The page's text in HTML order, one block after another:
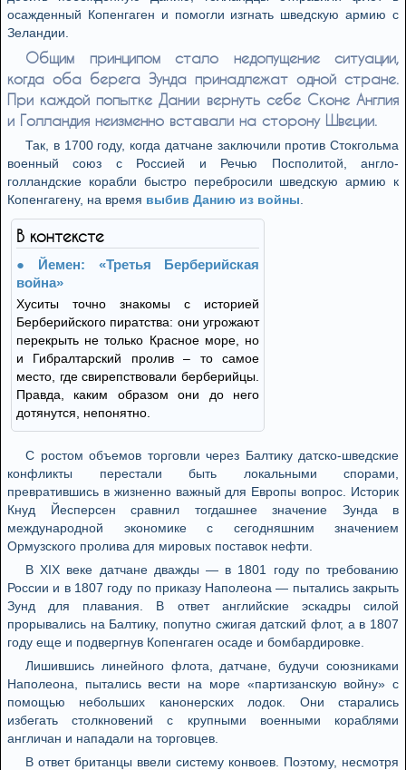
осажденный Копенгаген и помогли изгнать шведскую армию с
Зеландии.
Общим принципом стало недопущение ситуации,
когда оба берега Зунда принадлежат одной стране.
При каждой попытке Дании вернуть себе Сконе Англия
и Голландия неизменно вставали на сторону Швеции.
Так, в 1700 году, когда датчане заключили против Стокгольма
военный союз с Россией и Речью Посполитой, англо-
голландские корабли быстро перебросили шведскую армию к
Копенгагену, на время выбив Данию из войны
В контексте
Йемен: «Третья Берберийская
война»
Хуситы точно знакомы с историей
Берберийского пиратства: они угрожают
перекрыть не только Красное море, но
и Гибралтарский пролив – то самое
место, где свирепствовали берберийцы.
Правда, каким образом они до него
дотянутся, непонятно.
С ростом объемов торговли через Балтику датско-шведские
конфликты перестали быть локальными спорами,
превратившись в жизненно важный для Европы вопрос. Историк
Кнуд Йесперсен сравнил тогдашнее значение Зунда в
международной экономике с сегодняшним значением
Ормузского пролива для мировых поставок нефти.
В XIX веке датчане дважды — в 1801 году по требованию
России и в 1807 году по приказу Наполеона — пытались закрыть
Зунд для плавания. В ответ английские эскадры силой
прорывались на Балтику, попутно сжигая датский флот, а в 1807
году еще и подвергнув Копенгаген осаде и бомбардировке.
Лишившись линейного флота, датчане, будучи союзниками
Наполеона, пытались вести на море «партизанскую войну» с
помощью небольших канонерских лодок. Они старались
избегать столкновений с крупными военными кораблями
англичан и нападали на торговцев.
В ответ британцы ввели систему конвоев. Поэтому, несмотря